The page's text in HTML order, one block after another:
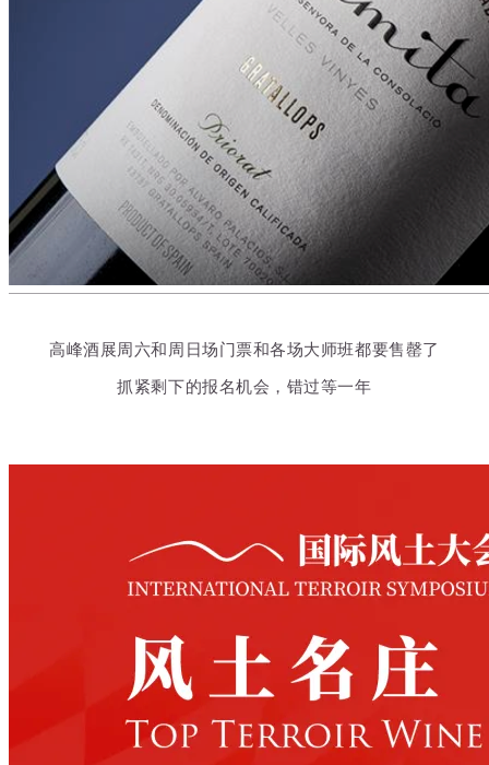
高峰酒展周六和周日场门票和各场大师班都要售罄了
抓紧剩下的报名机会，错过等一年